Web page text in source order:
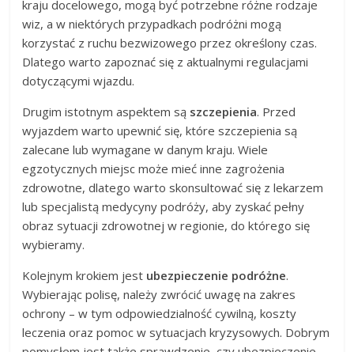
kraju docelowego, mogą być potrzebne różne rodzaje
wiz, a w niektórych przypadkach podróżni mogą
korzystać z ruchu bezwizowego przez określony czas.
Dlatego warto zapoznać się z aktualnymi regulacjami
dotyczącymi wjazdu.
Drugim istotnym aspektem są szczepienia. Przed
wyjazdem warto upewnić się, które szczepienia są
zalecane lub wymagane w danym kraju. Wiele
egzotycznych miejsc może mieć inne zagrożenia
zdrowotne, dlatego warto skonsultować się z lekarzem
lub specjalistą medycyny podróży, aby zyskać pełny
obraz sytuacji zdrowotnej w regionie, do którego się
wybieramy.
Kolejnym krokiem jest ubezpieczenie podróżne.
Wybierając polisę, należy zwrócić uwagę na zakres
ochrony – w tym odpowiedzialność cywilną, koszty
leczenia oraz pomoc w sytuacjach kryzysowych. Dobrym